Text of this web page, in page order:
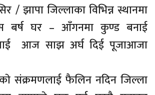
/ झापा जिल्लाका विभिन्न स्थानमा
बर्ष घर – आँगनमा कुण्ड बनाई
आज साझ अर्घ दिई पूजाआजा
संक्रमणलाई फैलिन नदिन जिल्ला